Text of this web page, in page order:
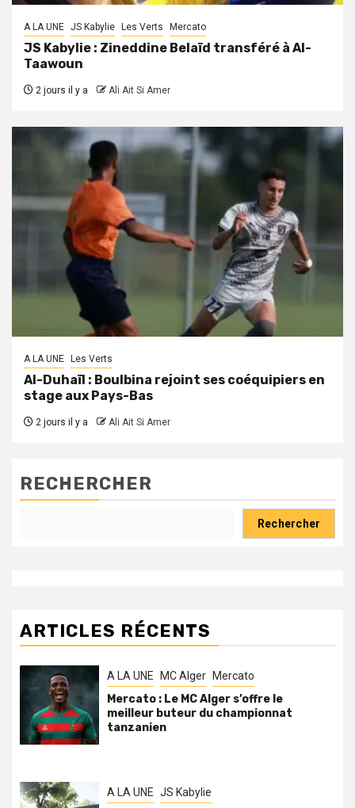
A LA UNE JS Kabylie Les Verts Mercato
JS Kabylie : Zineddine Belaïd transféré à Al-
Taawoun
2 jours il y a Ali Ait Si Amer
A LA UNE Les Verts
Al-Duhaïl : Boulbina rejoint ses coéquipiers en
stage aux Pays-Bas
2 jours il y a Ali Ait Si Amer
RECHERCHER
Rechercher
ARTICLES RÉCENTS
A LA UNE MC Alger Mercato
Mercato : Le MC Alger s’offre le
meilleur buteur du championnat
tanzanien
A LA UNE JS Kabylie